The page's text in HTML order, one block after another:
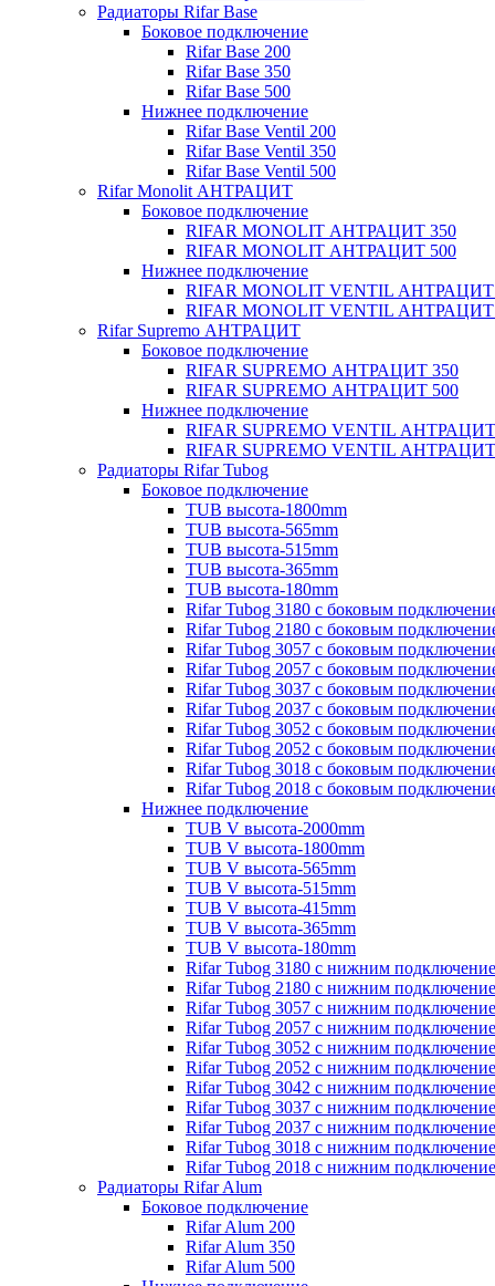
Радиаторы Rifar Base
Боковое подключение
Rifar Base 200
Rifar Base 350
Rifar Base 500
Нижнее подключение
Rifar Base Ventil 200
Rifar Base Ventil 350
Rifar Base Ventil 500
Rifar Monolit АНТРАЦИТ
Боковое подключение
RIFAR MONOLIT АНТРАЦИТ 350
RIFAR MONOLIT АНТРАЦИТ 500
Нижнее подключение
RIFAR MONOLIT VENTIL АНТРАЦИТ
RIFAR MONOLIT VENTIL АНТРАЦИТ
Rifar Supremo АНТРАЦИТ
Боковое подключение
RIFAR SUPREMO АНТРАЦИТ 350
RIFAR SUPREMO АНТРАЦИТ 500
Нижнее подключение
RIFAR SUPREMO VENTIL
RIFAR SUPREMO VENTIL
Радиаторы Rifar Tubog
Боковое подключение
TUB высота-1800mm
TUB высота-565mm
TUB высота-515mm
TUB высота-365mm
TUB высота-180mm
Rifar Tubog 3180 с боковым
Rifar Tubog 2180 с боковым
Rifar Tubog 3057 с боковым
Rifar Tubog 2057 с боковым
Rifar Tubog 3037 с боковым
Rifar Tubog 2037 с боковым
Rifar Tubog 3052 с боковым
Rifar Tubog 2052 с боковым
Rifar Tubog 3018 с боковым
Rifar Tubog 2018 с боковым
Нижнее подключение
TUB V высота-2000mm
TUB V высота-1800mm
TUB V высота-565mm
TUB V высота-515mm
TUB V высота-415mm
TUB V высота-365mm
TUB V высота-180mm
Rifar Tubog 3180 с нижним
Rifar Tubog 2180 с нижним
Rifar Tubog 3057 с нижним
Rifar Tubog 2057 с нижним
Rifar Tubog 3052 с нижним
Rifar Tubog 2052 с нижним
Rifar Tubog 3042 с нижним
Rifar Tubog 3037 с нижним
Rifar Tubog 2037 с нижним
Rifar Tubog 3018 с нижним
Rifar Tubog 2018 с нижним
Радиаторы Rifar Alum
Боковое подключение
Rifar Alum 200
Rifar Alum 350
Rifar Alum 500